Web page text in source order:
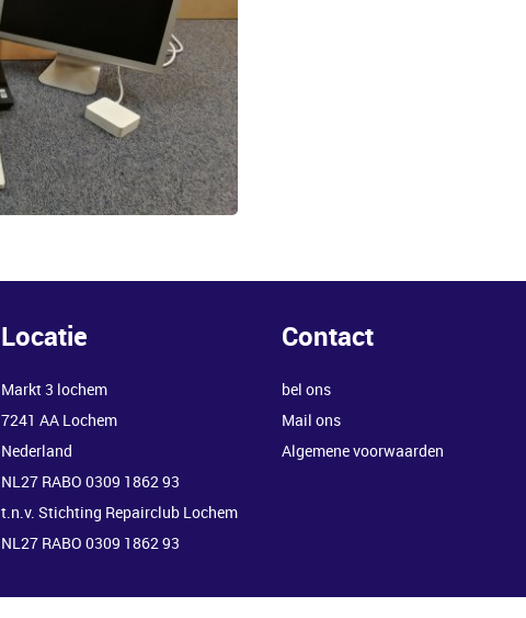
Locatie
Markt 3 lochem
7241 AA Lochem
Nederland
NL27 RABO 0309 1862 93
t.n.v. Stichting Repairclub Lochem
NL27 RABO 0309 1862 93
Contact
bel ons
Mail ons
Algemene voorwaarden